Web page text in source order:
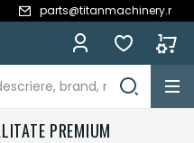
parts@titanmachinery.ro
PREMIUM